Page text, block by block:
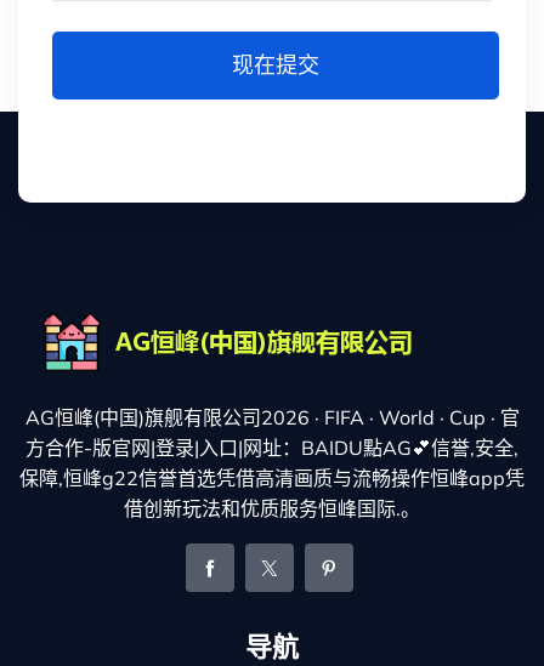
现在提交
AG恒峰(中国)旗舰有限公司2026 · FIFA · World · Cup · 官
方合作-版官网|登录|入口|网址：BAIDU點AG💕信誉,安全,
保障,恒峰g22信誉首选凭借高清画质与流畅操作恒峰app凭
借创新玩法和优质服务恒峰国际.。
导航